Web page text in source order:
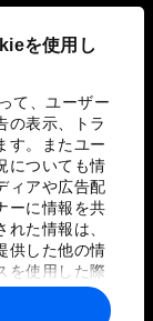
を使用し
て、ユーザー
の表示、トラ
す。またユー
についても情
ィアや広告配
ーに情報を共
た情報は、
供した他の情
を使用した際
され、各パー
がありま